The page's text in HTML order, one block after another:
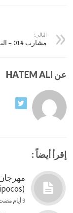
التالي:
مشارب #01 – الترجمة
عن HATEM ALI
إقرأ أيضاً :
(Flipocos) 2026 في البرازيل
9 أيام مضت